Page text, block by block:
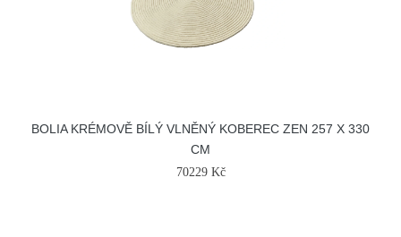
BOLIA KRÉMOVĚ BÍLÝ VLNĚNÝ KOBEREC ZEN 257 X 330
CM
70229 Kč